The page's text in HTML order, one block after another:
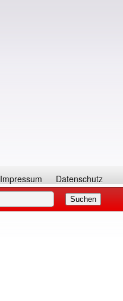
Impressum Datenschutz